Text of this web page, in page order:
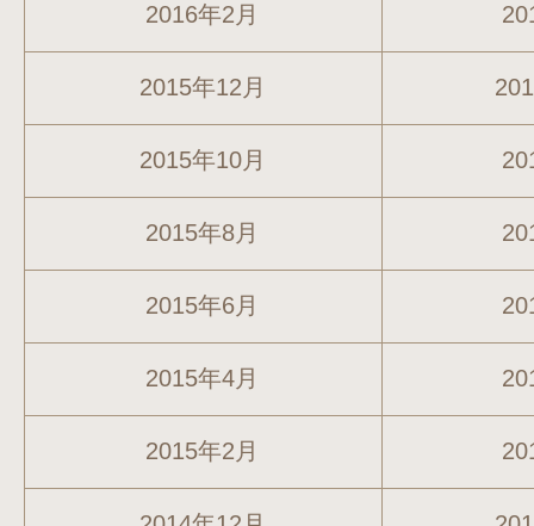
2016年2月
2015年12月
2015年10月
2015年8月
2015年6月
2015年4月
2015年2月